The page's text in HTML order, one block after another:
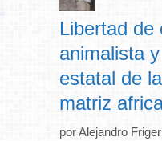
Libertad de
animalista
estatal de
matriz
por Alejandro